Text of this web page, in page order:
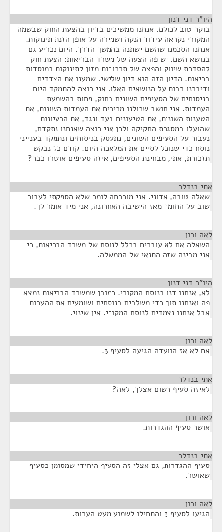
היו"ר דני דנון
בוקר טוב לכולם. אנחנו ממשיכים בדיון בהצעת החוק שבשמה
המקורי נקראה עידוד הנקה ושמירה על אופן הזנת תינוקות.
אנחנו הסכמנו שהשם ישתנה בהמשך הדרך. היום נכריע גם
בנושא השם. יש פה הצעה של משרד הבריאות: הצעת חוק
להסדרת שיווק והפצה של תרכובות מזון לתינוקות במוסדות
בריאות. הדיון הזה הוא דיון שלישי. שמענו את הצדדים
ודיברנו רבות על הנושאים האלו. אני רוצה להתמקד היום
בניסוחים של הסעיפים השונים בחוק, פחות בהשמעת
העמדות. אני חושב שכולנו מכירים את העמדות השונות, את
הטענות השונות, את הטיעונים בעד ונגד, את הרעיונות
שהועלו במסגרת החקיקה ולכן אני רוצה שאנחנו נתקדם,
נעבור על הסעיפים השונים, נתעסק בניסוחים ונתמקד בענייני
נוסח כדי שנוכל לסיים את המלאכה היום. קודם כל נבקש
תזכורת, אתי, מבחינת הסעיפים, איזה סעיפים אושרו כבר?
אתי בנדלר
שאלה טובה, אדוני. אני מוכרחה לומר שלא הספקתי לעבור
שוב על החומר מאז הישיבה האחרונה, אני מיד אומר לך.
לאה ורון
השאלה אם לא עוברים בכלל לנוסח של משרד הבריאות, כי
אני מבינה שזה התנאי של הממשלה.
היו"ר דני דנון
לא, אנחנו דנו בנוסח המקורי. כמובן שמשרד הבריאות נמצא
פה ואנחנו תוך כדי משלבים בנוסחים ושומעים את ההערות
אבל אנחנו נצמדים לנוסח המקורי. אין שינוי.
לאה ורון
אם לא אז הוועדה הגיעה לסעיף 3.
אתי בנדלר
לאיזה סעיף רשום אצלך, לאה?
לאה ורון
אושר סעיף ההגדרות.
אתי בנדלר
סעיף ההגדרות, גם אצלי זה הסעיף היחידי שמסומן כסעיף
שאושר.
לאה ורון
הגיעו לסעיף 3 והתחילו לשמוע מעט הערות.